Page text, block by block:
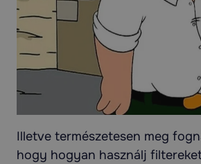
Illetve természetesen meg
hogy hogyan használj